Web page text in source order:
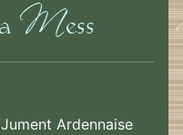
Jument Ardennaise